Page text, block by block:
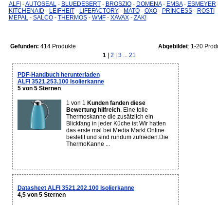
ALFI -AUTOSEAL- BLUEDESERT- BROSZIO- DOMENA- EMSA- ESMEYER
KITCHENAID - LEIFHEIT- LIFEFACTORY- MATO- OXO- PRINCESS- ROSTI
MEPAL- SALCO- THERMOS- WMF- XAVAX- ZAK!
Gefunden: 414 Produkte Abgebildet: 1-20
1
2 3... 21
PDF-Handbuch herunterladen
ALFI 3521.253.100 Isolierkanne
5 von 5 Sternen
1 von 1 Kunden fanden diese
Bewertung hilfreich. Eine tolle
Thermoskanne die zusätzlich ein
Blickfang in jeder Küche ist Wir hatten
das erste mal bei Media Markt Online
bestellt und sind rundum zufrieden.Die
ThermoKanne ...
Datasheet ALFI 3521.202.100 Isolierkanne
4,5 von 5 Sternen